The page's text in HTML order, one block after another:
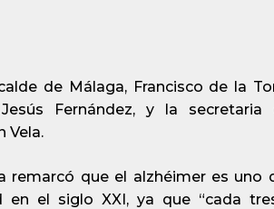
de Málaga, Francisco de la
Fernández, y la
Vela.
remarcó que el alzhéimer es uno
el siglo XXI, ya que “cada